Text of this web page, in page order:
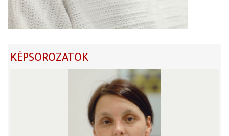
KÉPSOROZATOK